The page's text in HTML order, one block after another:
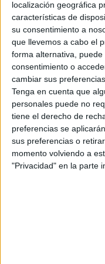
localización geográfica
características de
su consentimiento a
que llevemos a cabo el
forma alternativa,
consentimiento o
cambiar sus
Tenga en cuenta que
personales puede no
tiene el derecho de
preferencias se
sus preferencias o
momento volviendo a
"Privacidad" en la parte
universidad?. Otra
demás, al haber
tanto la beca que
pagar íntegramente el
universidad ¿no?. Por
de la convalidación de
comunes entre ambas
convaliden puesto que
caso, ¿qué nota me
he obtenido en el
procedimiento a
Muchas gracias de
mis dudas por favor